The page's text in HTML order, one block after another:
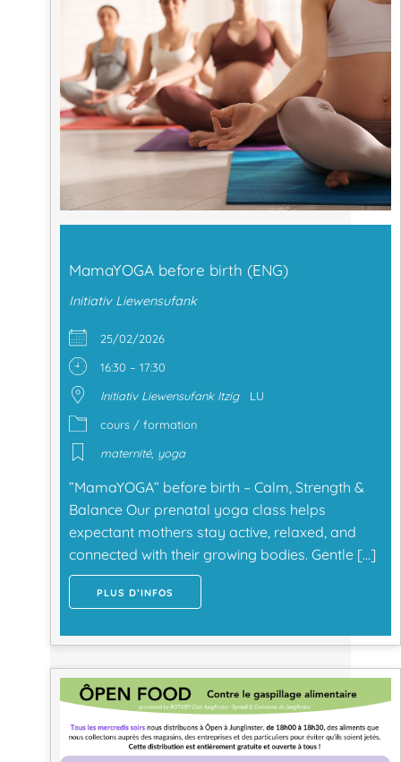
MamaYOGA before birth (ENG)
Initiativ Liewensufank
25/02/2026
16:30 – 17:30
Initiativ Liewensufank Itzig
LU
cours / formation
maternité, yoga
”MamaYOGA” before birth – Calm, Strength &
Balance Our prenatal yoga class helps
expectant mothers stay active, relaxed, and
connected with their growing bodies. Gentle […]
PLUS D’INFOS